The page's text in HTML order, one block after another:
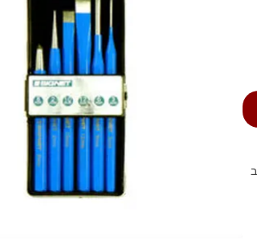
3 מ"מ מקב